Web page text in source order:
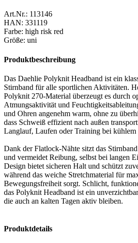
Art.Nr.: 113146
HAN: 331119
Farbe: high risk red
Größe: uni
Produktbeschreibung
Das Daehlie Polyknit Headband ist ein
Stirnband für alle sportlichen Aktivitäten.
Polyknit 270-Material überzeugt es durch
Atmungsaktivität und
und Ohren angenehm warm, ohne zu
dass Schweiß effizient nach außen
Langlauf, Laufen oder Training bei kühlem
Dank der Flatlock-Nähte sitzt das
und vermeidet Reibung, selbst bei langen
Design bietet sicheren Halt und schützt
während das weiche Stretchmaterial für
Bewegungsfreiheit sorgt. Schlicht,
das Polyknit Headband ist ein
die auch an kalten Tagen aktiv bleiben.
Produktdetails